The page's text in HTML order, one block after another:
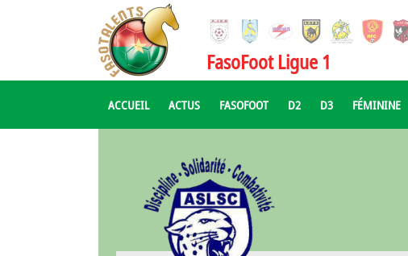
FasoFoot Ligue 1
ACCUEIL ACTUS FASOFOOT D2 D3 FÉMININE